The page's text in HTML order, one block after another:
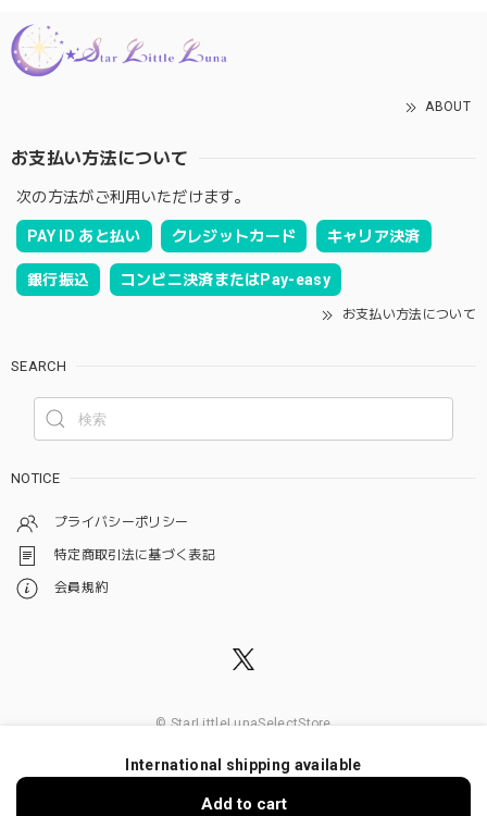
ABOUT
お支払い方法について
次の方法がご利用いただけます。
PAY ID あと払い クレジットカード キャリア決済
銀行振込 コンビニ決済またはPay-easy
お支払い方法について
SEARCH
NOTICE
プライバシーポリシー
特定商取引法に基づく表記
会員規約
© StarLittleLunaSelectStore
International shipping available
Add to cart
ショップに質問する